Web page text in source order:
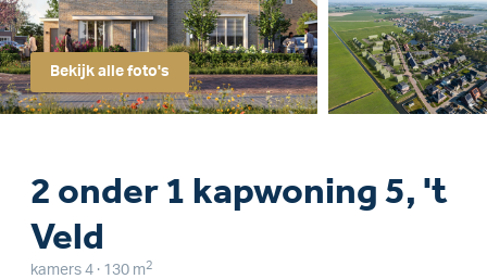
Bekijk alle foto's
2 onder 1 kapwoning 5, 't
Veld
kamers 4 · 130 m 2